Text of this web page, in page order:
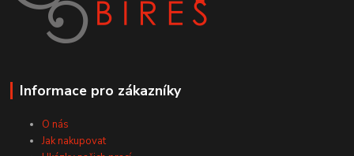
Informace pro zákazníky
O nás
Jak nakupovat